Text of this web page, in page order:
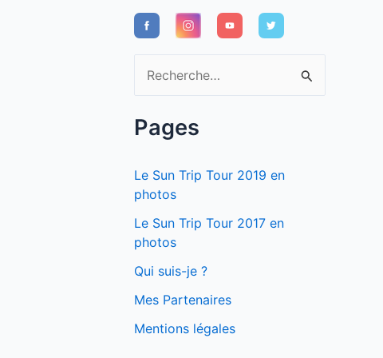
e
c
e
r
c
h
e
r
Pages
Le Sun Trip Tour 2019 en
photos
Le Sun Trip Tour 2017 en
photos
Qui suis-je ?
Mes Partenaires
Mentions légales